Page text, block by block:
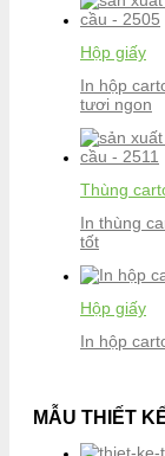
Hộp giấy
In hộp
tươi ngon
Thùng
In thùng
tốt
Hộp giấy
In hộp
MẪU THIẾT